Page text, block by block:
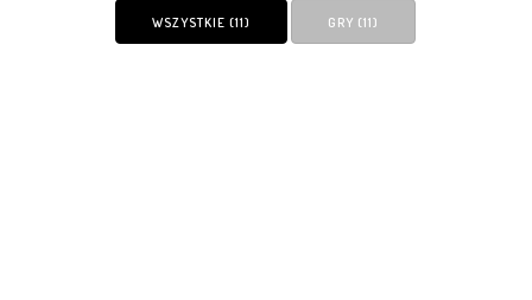
WSZYSTKIE (11) GRY (11)